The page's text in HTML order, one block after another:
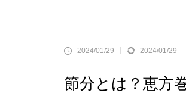
2024/01/29 2024/01/29
節分とは？恵方